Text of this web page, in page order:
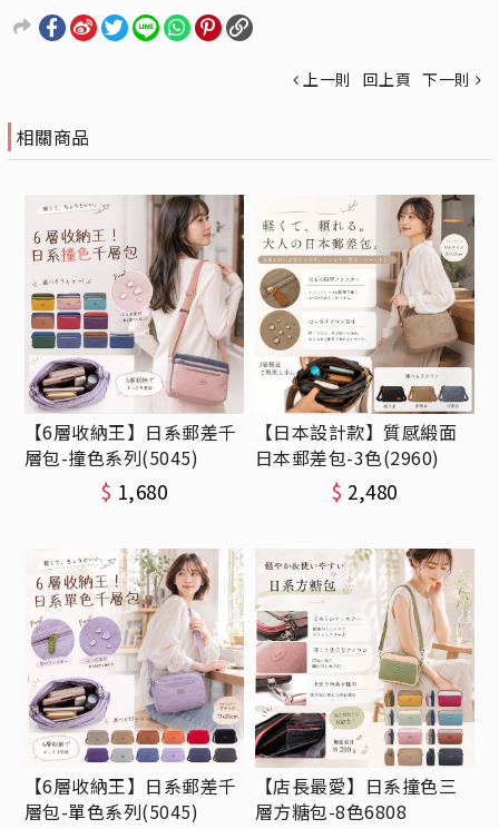
上一則 回上頁 下一則
相關商品
【6層收納王】日系郵差千
層包-撞色系列(5045)
$ 1,680
【日本設計款】質感緞面
日本郵差包-3色(2960)
$ 2,480
【6層收納王】日系郵差千
層包-單色系列(5045)
【店長最愛】日系撞色三
層方糖包-8色6808